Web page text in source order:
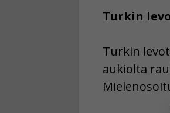
Turkin
Turkin
aukiolta